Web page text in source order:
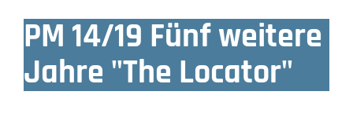
PM 14/19 Fünf weitere
Jahre "The Locator"